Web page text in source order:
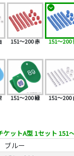
151～200 赤 151～200
151～200 緑 151～200
ケットA型 1セット 151
ブルー